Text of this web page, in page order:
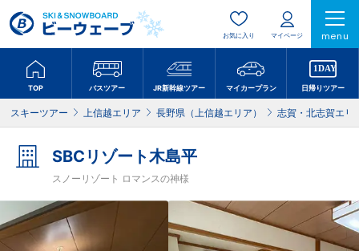
お気に入り マイページ menu
TOP バスツアー JR新幹線ツアー マイカープラン 日帰りツアー
スキーツアー 上信越エリア 長野県（上信越エリア） 志賀・北志賀エリ
SBCリゾート木島平
スノーリゾート ロマンスの神様